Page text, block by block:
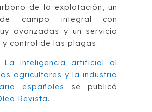
de la explotación, un
de campo integral con
avanzadas y un servicio
y control de las plagas.
La inteligencia artificial al
agricultores y la industria
españoles
se publicó
Revista.